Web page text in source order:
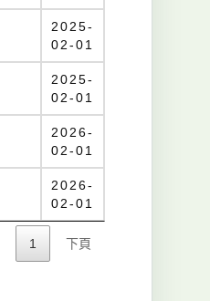
2025-
02-01
2025-
02-01
2026-
02-01
2026-
02-01
1 下頁